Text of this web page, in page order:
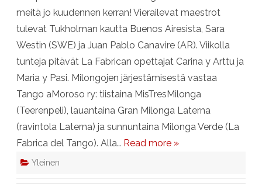
meitä jo kuudennen kerran! Vierailevat maestrot
tulevat Tukholman kautta Buenos Airesista, Sara
Westin (SWE) ja Juan Pablo Canavire (AR). Viikolla
tunteja pitävät La Fabrican opettajat Carina y Arttu ja
Maria y Pasi. Milongojen järjestämisestä vastaa
Tango aMoroso ry: tiistaina MisTresMilonga
(Teerenpeli), lauantaina Gran Milonga Laterna
(ravintola Laterna) ja sunnuntaina Milonga Verde (La
Fabrica del Tango). Alla… Read more »
Yleinen